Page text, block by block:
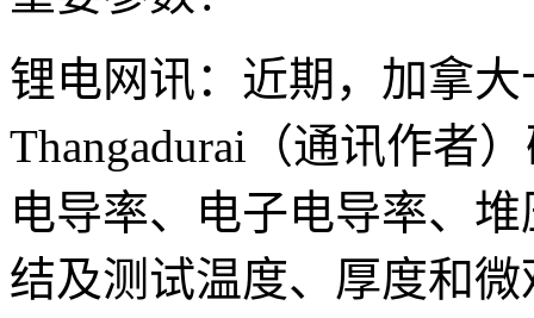
锂电网讯：近期，加拿大
Thangadurai（通讯作者
电导率、电子电导率、
结及测试温度、厚度和